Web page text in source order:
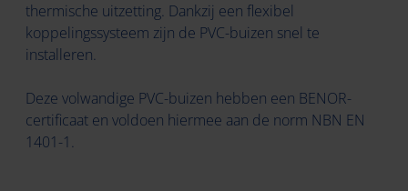
thermische uitzetting. Dankzij een flexibel
koppelingssysteem zijn de PVC-buizen snel te
installeren.
Deze volwandige PVC-buizen hebben een BENOR-
certificaat en voldoen hiermee aan de norm NBN EN
1401-1.